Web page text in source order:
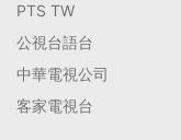
PTS TW
公視台語台
中華電視公司
客家電視台